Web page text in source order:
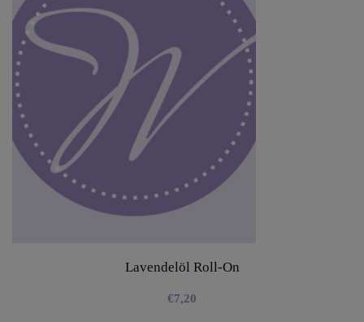
Lavendelöl Roll-On
€7,20